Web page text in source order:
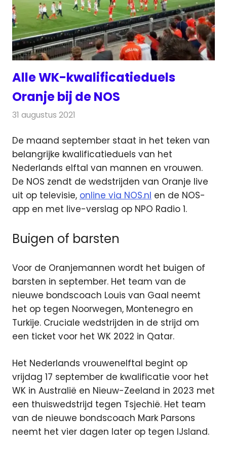
Alle WK-kwalificatieduels
Oranje bij de NOS
31 augustus 2021
De maand september staat in het teken van
belangrijke kwalificatieduels van het
Nederlands elftal van mannen en vrouwen.
De NOS zendt de wedstrijden van Oranje live
uit op televisie, online via NOS.nl en de NOS-
app en met live-verslag op NPO Radio 1.
Buigen of barsten
Voor de Oranjemannen wordt het buigen of
barsten in september. Het team van de
nieuwe bondscoach Louis van Gaal neemt
het op tegen Noorwegen, Montenegro en
Turkije. Cruciale wedstrijden in de strijd om
een ticket voor het WK 2022 in Qatar.
Het Nederlands vrouwenelftal begint op
vrijdag 17 september de kwalificatie voor het
WK in Australië en Nieuw-Zeeland in 2023 met
een thuiswedstrijd tegen Tsjechië. Het team
van de nieuwe bondscoach Mark Parsons
neemt het vier dagen later op tegen IJsland.